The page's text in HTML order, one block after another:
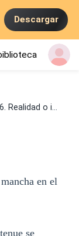
Descargar
Realidad o irrealidad
en el
se